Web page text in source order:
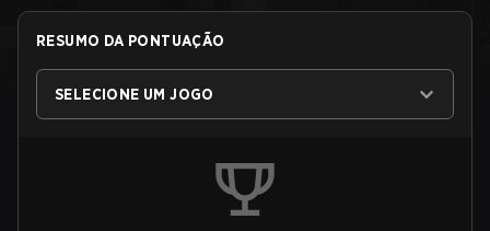
RESUMO DA PONTUAÇÃO
SELECIONE UM JOGO